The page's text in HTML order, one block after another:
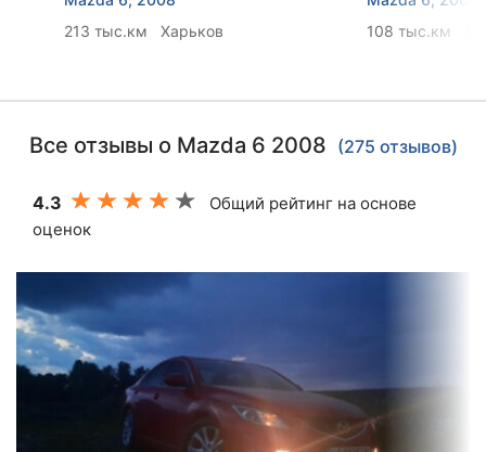
213 тыс.км
Харьков
108 тыс.км
Все отзывы о Mazda 6 2008 (275 отзывов)
4.3
Общий рейтинг на основе
оценок